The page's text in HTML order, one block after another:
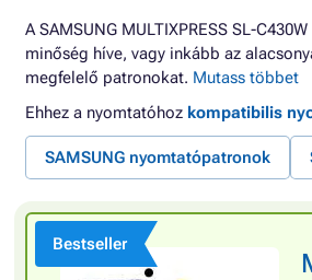
A SAMSUNG MULTIXPRESS SL-
minőség híve, vagy inkább az
megfelelő patronokat. Mutass többet
Ehhez a nyomtatóhoz kompatibilis
SAMSUNG nyomtatópatronok
Bestseller